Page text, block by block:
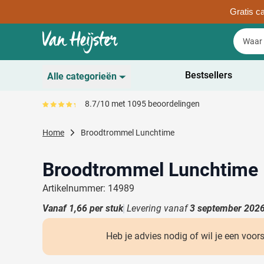
Gratis
Ga naar de inhoud Zoek
Zoek
Alle categorieën
Duurzaam
Toon submenu voor
Kantoorartikelen
Toon submenu voor
Tassen
Toon submenu voor
Toon submenu voor
Bestsellers
Gemiddeld reviewpercentage is 87
8.7/10 met 1095 beoordelingen
Home Broodtrommel Lunchtime
Broodtrommel Lunchtime
Artikelnummer: 14989
Vanaf 1,66 per stuk Levering vanaf3 september
Heb je advies nodig of wil je een